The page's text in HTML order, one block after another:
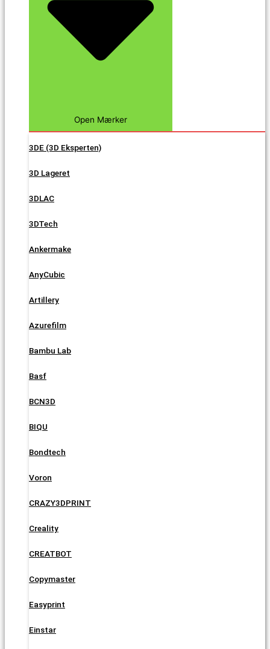
Open Mærker
3DE (3D Eksperten)
3D Lageret
3DLAC
3DTech
Ankermake
AnyCubic
Artillery
Azurefilm
Bambu Lab
Basf
BCN3D
BIQU
Bondtech
Voron
CRAZY3DPRINT
Creality
CREATBOT
Copymaster
Easyprint
Einstar